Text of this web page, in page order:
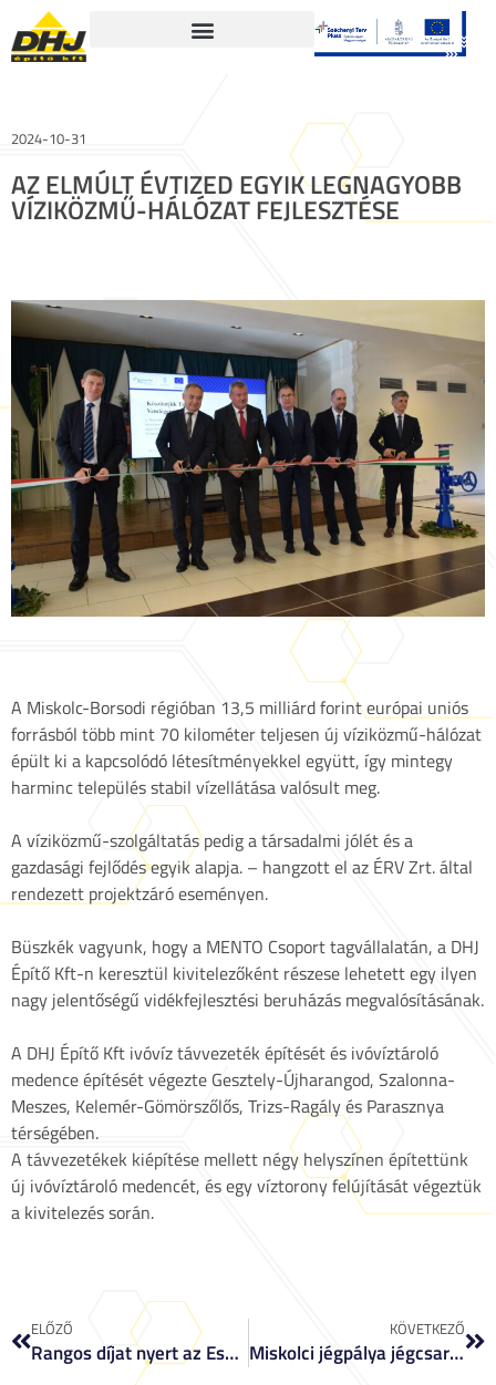
2024-10-31
AZ ELMÚLT ÉVTIZED EGYIK LEGNAGYOBB
VÍZIKÖZMŰ-HÁLÓZAT FEJLESZTÉSE
A Miskolc-Borsodi régióban 13,5 milliárd forint európai uniós
forrásból több mint 70 kilométer teljesen új víziközmű-hálózat
épült ki a kapcsolódó létesítményekkel együtt, így mintegy
harminc település stabil vízellátása valósult meg.
A víziközmű-szolgáltatás pedig a társadalmi jólét és a
gazdasági fejlődés egyik alapja. – hangzott el az ÉRV Zrt. által
rendezett projektzáró eseményen.
Büszkék vagyunk, hogy a MENTO Csoport tagvállalatán, a DHJ
Építő Kft-n keresztül kivitelezőként részese lehetett egy ilyen
nagy jelentőségű vidékfejlesztési beruházás megvalósításának.
A DHJ Építő Kft ivóvíz távvezeték építését és ivóvíztároló
medence építését végezte Gesztely-Újharangod, Szalonna-
Meszes, Kelemér-Gömörszőlős, Trizs-Ragály és Parasznya
térségében.
A távvezetékek kiépítése mellett négy helyszínen építettünk
új ivóvíztároló medencét, és egy víztorony felújítását végeztük
a kivitelezés során.
ELŐZŐ
Rangos díjat nyert az Esztergomi piac
KÖVETKEZŐ
Miskolci jégpálya jégcsarnokká alakítása